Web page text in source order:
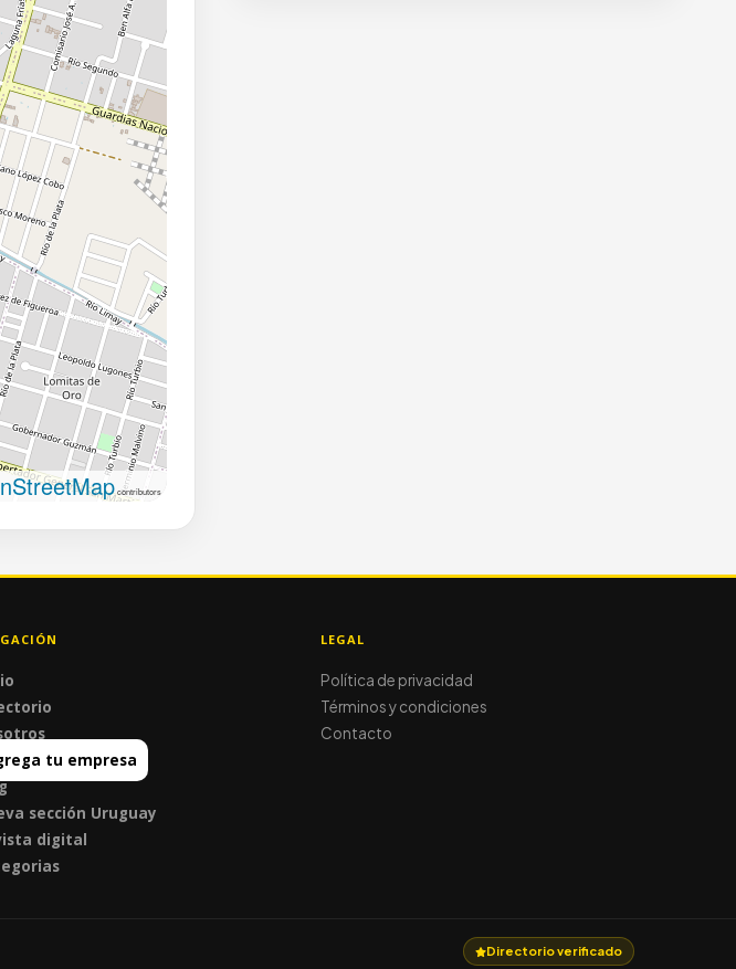
contributors
tu empresa
sección Uruguay
digital
LEGAL
Política de privacidad
Términos y condiciones
Contacto
Directorio verificado